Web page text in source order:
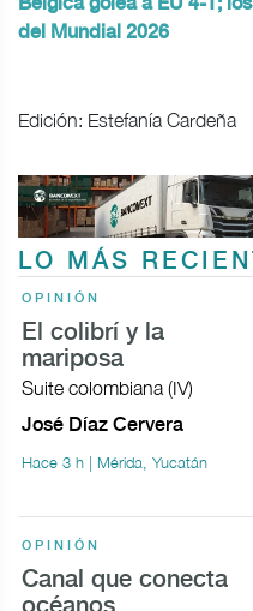
Bélgica golea a EU 4-1;
del Mundial 2026
Edición: Estefanía Cardeña
LO MÁS
OPINIÓN
El colibrí y la
mariposa
Suite colombiana (IV)
José Díaz Cervera
Hace 3 h | Mérida, Yucatán
OPINIÓN
Canal que conecta